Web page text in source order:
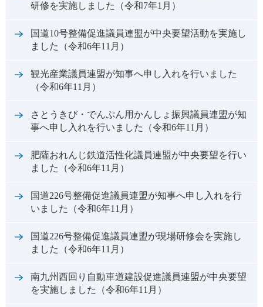
研修を実施しました（令和7年1月）
国道10号整備促進議員連盟が中央要望活動を実施し
ました（令和6年11月）
観光産業議員連盟が知事へ申し入れを行いました
（令和6年11月）
さとうきび・でんぷん用かんしょ振興議員連盟が知
事へ申し入れを行いました（令和6年11月）
肥薩おれんじ鉄道活性化議員連盟が中央要望を行い
ました（令和6年11月）
国道226号整備促進議員連盟が知事へ申し入れを行
いました（令和6年11月）
国道226号整備促進議員連盟が現場研修会を実施し
ました（令和6年11月）
南九州西回り自動車道建設促進議員連盟が中央要望
を実施しました（令和6年11月）